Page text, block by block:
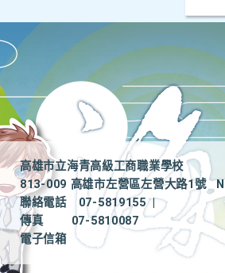
高雄市立海青高級工商職業學校
813-009 高雄市左營區左營大路1號
聯絡電話
07-5819155
|
傳真
07-5810087
電子信箱